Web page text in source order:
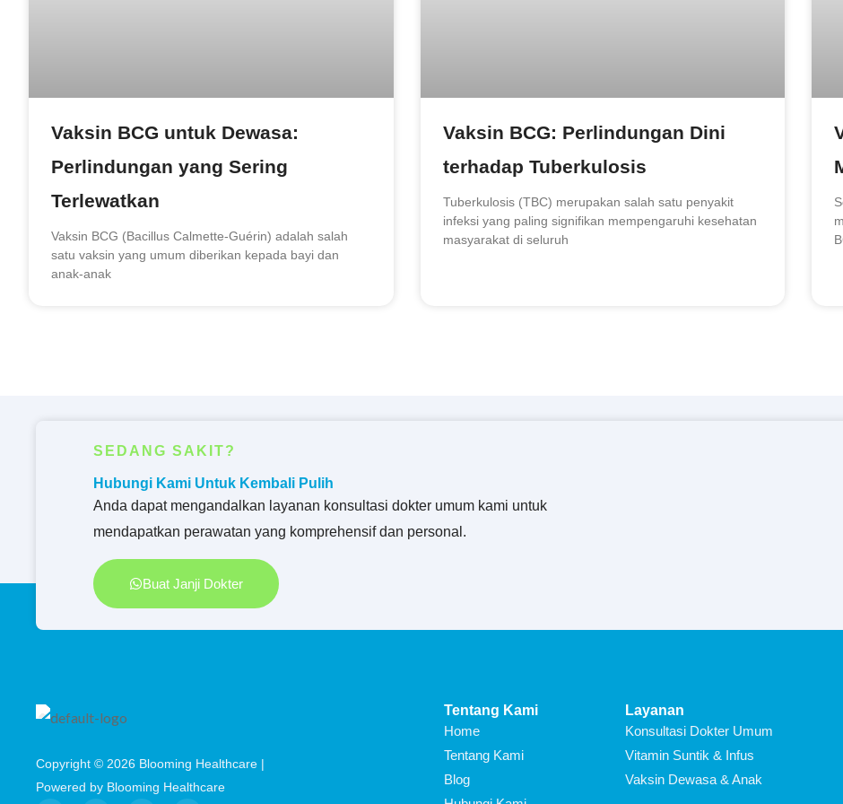
Vaksin BCG untuk Dewasa:
Perlindungan yang Sering
Terlewatkan
Vaksin BCG (Bacillus Calmette-Guérin) adalah salah
satu vaksin yang umum diberikan kepada bayi dan
anak-anak
Vaksin BCG: Perlindungan Dini
terhadap Tuberkulosis
Tuberkulosis (TBC) merupakan salah satu penyakit
infeksi yang paling signifikan mempengaruhi kesehatan
masyarakat di seluruh
SEDANG SAKIT?
Hubungi Kami Untuk Kembali Pulih
Anda dapat mengandalkan layanan konsultasi dokter umum kami untuk
mendapatkan perawatan yang komprehensif dan personal.
Buat Janji Dokter
Copyright © 2026 Blooming Healthcare |
Powered by Blooming Healthcare
Tentang Kami
Home
Tentang Kami
Blog
Layanan
Konsultasi Dokter Umum
Vitamin Suntik & Infus
Vaksin Dewasa & Anak